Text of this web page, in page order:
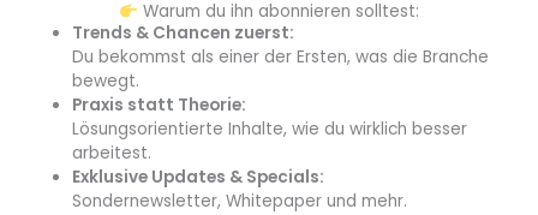
Warum du ihn abonnieren solltest:
Trends & Chancen zuerst:
Du bekommst als einer der Ersten, was die Branche
bewegt.
Praxis statt Theorie:
Lösungsorientierte Inhalte, wie du wirklich besser
arbeitest.
Exklusive Updates & Specials:
Sondernewsletter, Whitepaper und mehr.